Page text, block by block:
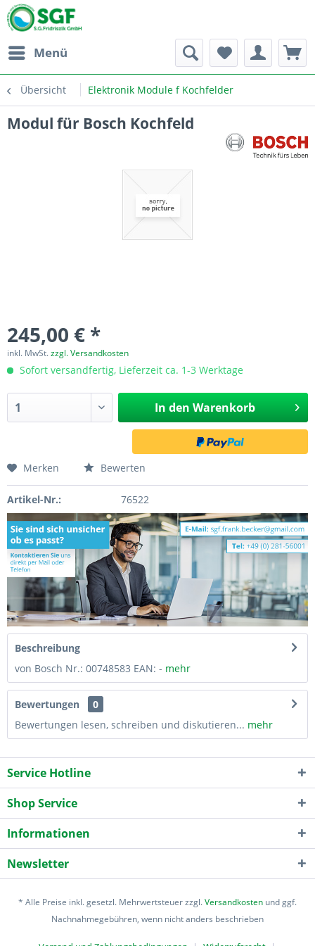
Menü
Übersicht Elektronik Module f Kochfelder
Modul für Bosch Kochfeld
245,00 € *
inkl. MwSt.zzgl. Versandkosten
Sofort versandfertig, Lieferzeit ca. 1-3 Werktage
In den Warenkorb
Merken Bewerten
Artikel-Nr.: 76522
Beschreibung
von Bosch Nr.: 00748583 EAN: - mehr
Bewertungen
0
Bewertungen lesen, schreiben und diskutieren... mehr
Service Hotline
Shop Service
Informationen
Newsletter
* Alle Preise inkl. gesetzl. Mehrwertsteuer zzgl.Versandkosten und ggf.
Nachnahmegebühren, wenn nicht anders beschrieben